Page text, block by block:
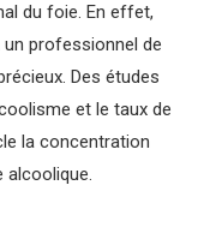
du foie. En effet,
professionnel de
Des études
et le taux de
la concentration
alcoolique.